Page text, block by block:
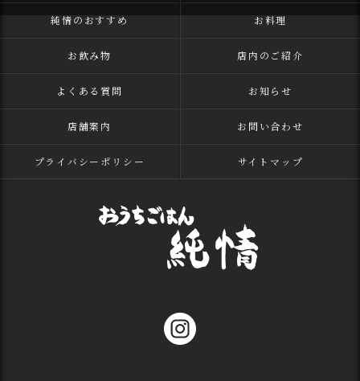
純情のおすすめ お料理
お飲み物 店内のご紹介
よくある質問 お知らせ
店舗案内 お問い合わせ
プライバシーポリシー サイトマップ